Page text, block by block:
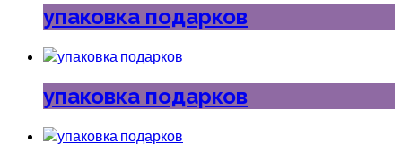
упаковка подарков
упаковка подарков